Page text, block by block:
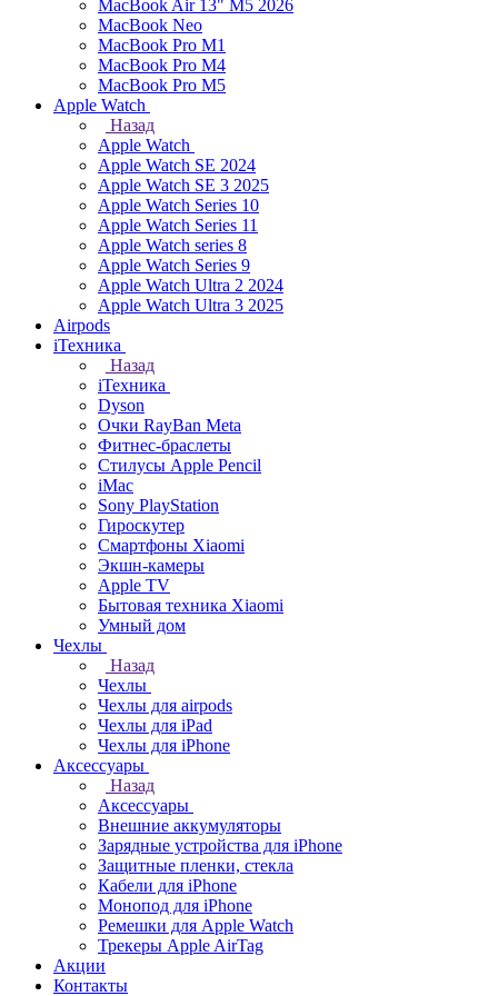
MacBook Air 13" М5 2026
MacBook Neo
MacBook Pro M1
MacBook Pro M4
MacBook Pro M5
Apple Watch
Назад
Apple Watch
Apple Watch SE 2024
Apple Watch SE 3 2025
Apple Watch Series 10
Apple Watch Series 11
Apple Watch series 8
Apple Watch Series 9
Apple Watch Ultra 2 2024
Apple Watch Ultra 3 2025
Airpods
iТехника
Назад
iТехника
Dyson
Очки RayBan Meta
Фитнес-браслеты
Стилусы Apple Pencil
iMac
Sony PlayStation
Гироскутер
Смартфоны Xiaomi
Экшн-камеры
Apple TV
Бытовая техника Xiaomi
Умный дом
Чехлы
Назад
Чехлы
Чехлы для airpods
Чехлы для iPad
Чехлы для iPhone
Аксессуары
Назад
Аксессуары
Внешние аккумуляторы
Зарядные устройства для iPhone
Защитные пленки, стекла
Кабели для iPhone
Монопод для iPhone
Ремешки для Apple Watch
Трекеры Apple AirTag
Акции
Контакты